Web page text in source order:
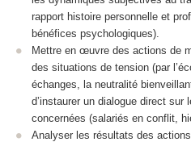
rapport histoire personnelle et
bénéfices psychologiques).
Mettre en œuvre des actions de
des situations de tension (par
échanges, la neutralité
d’instaurer un dialogue direct sur
concernées (salariés en conflit,
Analyser les résultats des